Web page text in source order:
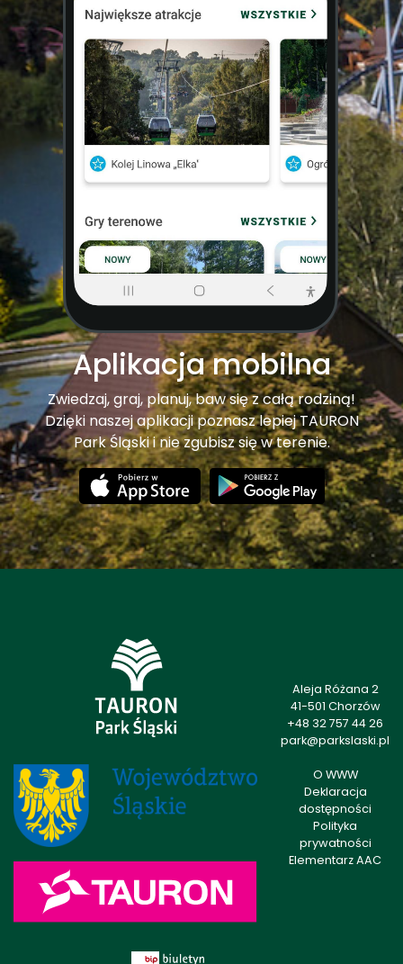
Aplikacja mobilna
Zwiedzaj, graj, planuj, baw się z całą rodziną!
Dzięki naszej aplikacji poznasz lepiej TAURON
Park Śląski i nie zgubisz się w terenie.
Aleja Różana 2
41-501 Chorzów
+48 32 757 44 26
park@parkslaski.pl
O WWW
Deklaracja
dostępności
Polityka
prywatności
Elementarz AAC